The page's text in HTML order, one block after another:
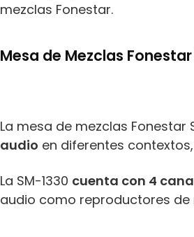
mezclas Fonestar.
Mesa de Mezclas Fonestar
La mesa de mezclas Fonestar
audio en diferentes
La SM-1330 cuenta con 4
audio como reproductores